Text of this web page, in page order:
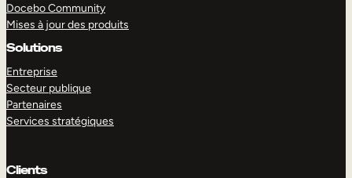
Docebo Community
Mises à jour des produits
Solutions
Entreprise
Secteur publique
Partenaires
Services stratégiques
Clients